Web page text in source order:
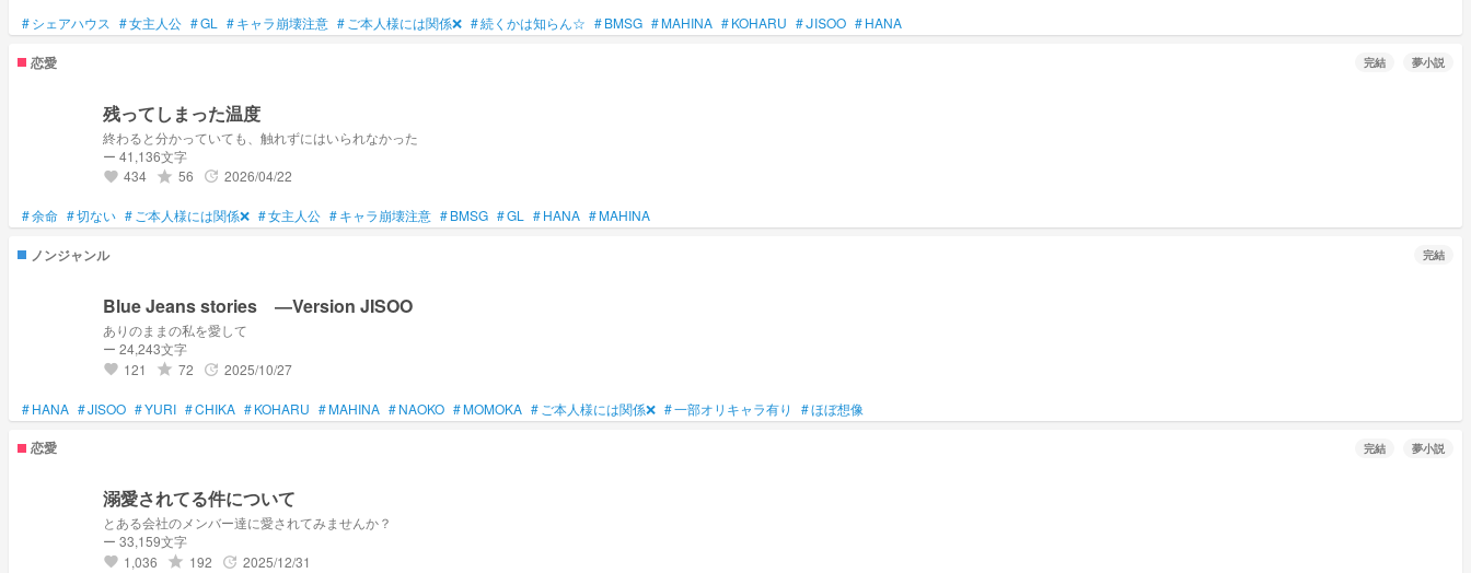
#シェアハウス #女主人公 #GL #キャラ崩壊注意 # ご本人様には関係❌ #続くかは知らん☆ #BMSG #MAHINA #KOHARU #ᒍIՏOO #HANA
恋愛 完結 夢小説
残ってしまった温度
終わると分かっていても、触れずにはいられなかった
ー 41,136文字
favorite 434 grade 56 update 2026/04/22
#余命 #切ない #ご本人様には関係❌ #女主人公 #キャラ崩壊注意 #BMSG #GL #HANA #MAHINA
ノンジャンル 完結
Blue Jeans stories ―Version JISOO
ありのままの私を愛して
ー 24,243文字
favorite 121 grade 72 update 2025/10/27
#HANA #JISOO #YURI #CHIKA #KOHARU #MAHINA #NAOKO #MOMOKA # ご本人様には関係❌ #一部オリキャラ有り #ほぼ想像
恋愛 完結 夢小説
溺愛されてる件について
とある会社のメンバー達に愛されてみませんか？
ー 33,159文字
favorite 1,036 grade 192 update 2025/12/31